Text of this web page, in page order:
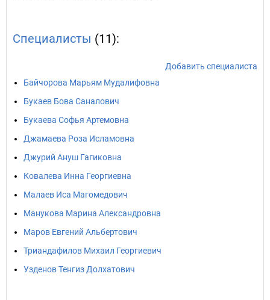
Специалисты (11):
Добавить специалиста
Байчорова Марьям Мудалифовна
Букаев Бова Саналович
Букаева Софья Артемовна
Джамаева Роза Исламовна
Джурий Ануш Гагиковна
Ковалева Инна Георгиевна
Малаев Иса Магомедович
Манукова Марина Александровна
Маров Евгений Альбертович
Триандафилов Михаил Георгиевич
Узденов Тенгиз Долхатович